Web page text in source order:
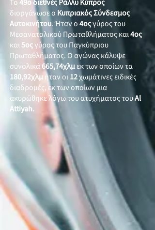
Το49ο διεθνές Ράλλυ Κύπρος
διοργάνωσε ο Κυπριακός Σύνδεσμος
Αυτοκινήτου. Ήταν ο4οςγύρος του
Μεσανατολικού Πρωταθλήματος και4ος
και5οςγύρος του Παγκύπριου
Πρωταθλήματος. Ο αγώνας κάλυψε
συνολικά665,74χλμεκ των οποίων τα
180,92χλμήταν οι12χωμάτινες ειδικές
διαδρομές, εκ των οποίων μια
ακυρώθηκε λόγω του ατυχήματος τουAl
Attiyah.